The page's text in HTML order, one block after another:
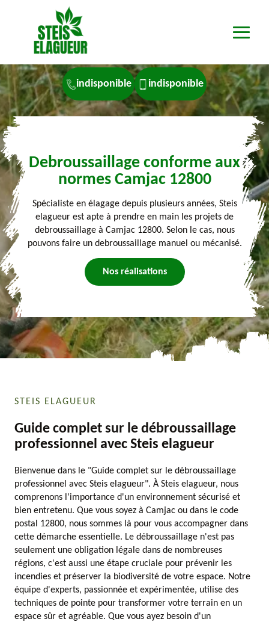
indisponible indisponible
Debroussaillage conforme aux
normes Camjac 12800
Spécialiste en élagage depuis plusieurs années, Steis
elagueur est apte à prendre en main les projets de
debroussaillage à Camjac 12800. Selon le cas, nous
pouvons faire un debroussaillage manuel ou mécanisé.
Nos réalisations
STEIS ELAGUEUR
Guide complet sur le débroussaillage
professionnel avec Steis elagueur
Bienvenue dans le "Guide complet sur le débroussaillage
professionnel avec Steis elagueur". À Steis elagueur, nous
comprenons l'importance d'un environnement sécurisé et
bien entretenu. Que vous soyez à Camjac ou dans le code
postal 12800, nous sommes là pour vous accompagner dans
cette démarche essentielle. Le débroussaillage n'est pas
seulement une obligation légale dans de nombreuses
régions, c'est aussi une étape cruciale pour prévenir les
incendies et préserver la biodiversité de votre espace. Notre
équipe d'experts, passionnée et expérimentée, utilise des
techniques de pointe pour transformer votre terrain en un
espace sûr et agréable. Que vous ayez besoin d'un